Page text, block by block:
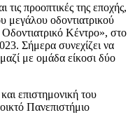
τις προοπτικές της εποχής,
μεγάλου οδοντιατρικού
Κέντρο», στο
Σήμερα συνεχίζει να
με ομάδα είκοσι δύο
επιστημονική του
Πανεπιστήμιο